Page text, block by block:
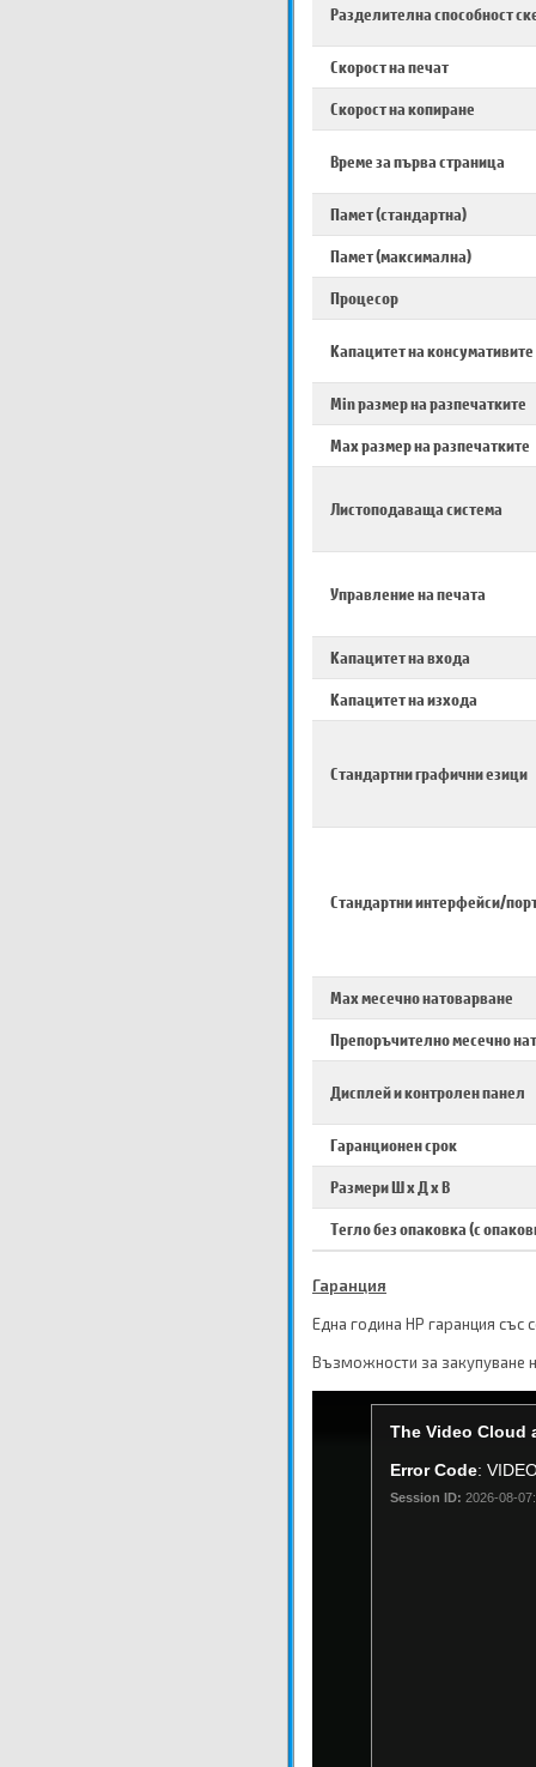
Разделителна способност
Скорост на печат
Скорост на копиране
Време за първа страница
Памет (стандартна)
Памет (максимална)
Процесор
Капацитет на консумативите
Min размер на разпечатките
Max размер на разпечатките
Листоподаваща система
Управление на печата
Капацитет на входа
Капацитет на изхода
Стандартни графични езици
Стандартни интерфейси/
Max месечно натоварване
Препоръчително месечно
Дисплей и контролен панел
Гаранционен срок
Размери Ш х Д х В
Тегло без опаковка (с
Гаранция
Една година HP гаранция със
Възможности за закупуване